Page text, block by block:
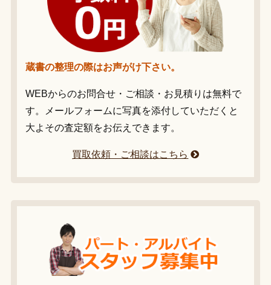
蔵書の整理の際はお声がけ下さい。
WEBからのお問合せ・ご相談・お見積りは無料で
す。メールフォームに写真を添付していただくと
大よその査定額をお伝えできます。
買取依頼・ご相談はこちら